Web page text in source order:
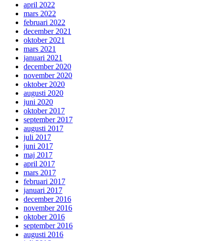
april 2022
mars 2022
februari 2022
december 2021
oktober 2021
mars 2021
januari 2021
december 2020
november 2020
oktober 2020
augusti 2020
juni 2020
oktober 2017
september 2017
augusti 2017
juli 2017
juni 2017
maj 2017
april 2017
mars 2017
februari 2017
januari 2017
december 2016
november 2016
oktober 2016
september 2016
augusti 2016